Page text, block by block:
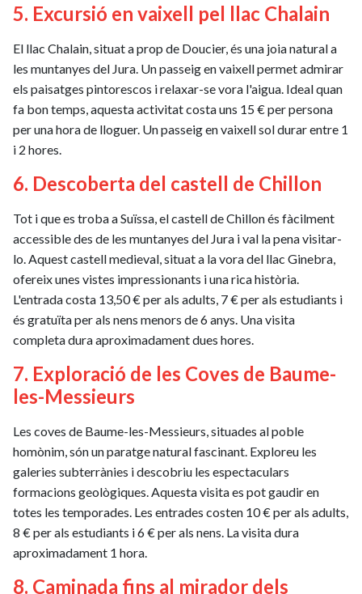
5. Excursió en vaixell pel llac Chalain
El llac Chalain, situat a prop de Doucier, és una joia natural a
les muntanyes del Jura. Un passeig en vaixell permet admirar
els paisatges pintorescos i relaxar-se vora l'aigua. Ideal quan
fa bon temps, aquesta activitat costa uns 15 € per persona
per una hora de lloguer. Un passeig en vaixell sol durar entre 1
i 2 hores.
6. Descoberta del castell de Chillon
Tot i que es troba a Suïssa, el castell de Chillon és fàcilment
accessible des de les muntanyes del Jura i val la pena visitar-
lo. Aquest castell medieval, situat a la vora del llac Ginebra,
ofereix unes vistes impressionants i una rica història.
L'entrada costa 13,50 € per als adults, 7 € per als estudiants i
és gratuïta per als nens menors de 6 anys. Una visita
completa dura aproximadament dues hores.
7. Exploració de les Coves de Baume-
les-Messieurs
Les coves de Baume-les-Messieurs, situades al poble
homònim, són un paratge natural fascinant. Exploreu les
galeries subterrànies i descobriu les espectaculars
formacions geològiques. Aquesta visita es pot gaudir en
totes les temporades. Les entrades costen 10 € per als adults,
8 € per als estudiants i 6 € per als nens. La visita dura
aproximadament 1 hora.
8. Caminada fins al mirador dels